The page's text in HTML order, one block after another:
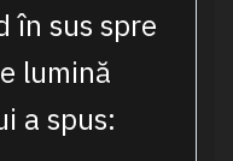
în sus spre
lumină
a spus: